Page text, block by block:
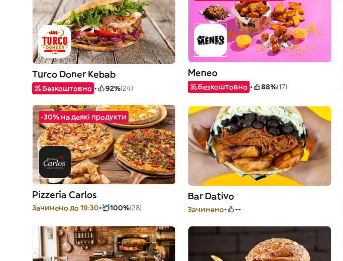
Turco Doner Kebab
Безкоштовно 92%(24)
Meneo
Безкоштовно 88%(17)
-30% на деякі продукти
Pizzería Carlos
Зачинено до 19:30 100%(28)
Bar Dativo
Зачинено --